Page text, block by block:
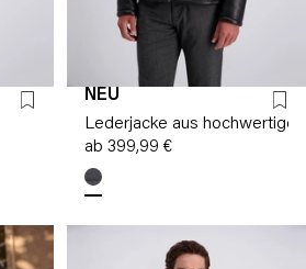
NEU
Lederjacke aus
ab 399,99 €